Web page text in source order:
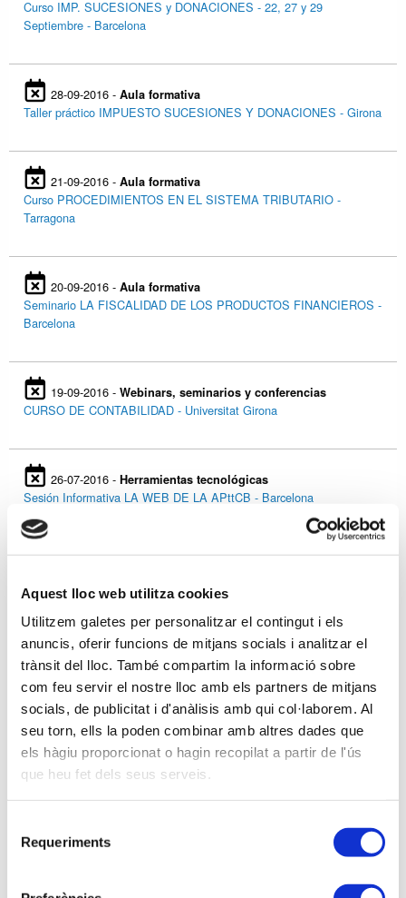
Aquest lloc web utilitza cookies
Utilitzem galetes per personalitzar el contingut i els
anuncis, oferir funcions de mitjans socials i analitzar el
trànsit del lloc. També compartim la informació sobre
com feu servir el nostre lloc amb els partners de mitjans
socials, de publicitat i d'anàlisis amb qui col·laborem. Al
seu torn, ells la poden combinar amb altres dades que
els hàgiu proporcionat o hagin recopilat a partir de l'ús
que heu fet dels seus serveis.
Requeriments
Curso IMP. SUCESIONES y DONACIONES - 22, 27 y 29
Septiembre - Barcelona
28-09-2016 - Aula formativa
Taller práctico IMPUESTO SUCESIONES Y DONACIONES - Girona
21-09-2016 - Aula formativa
Curso PROCEDIMIENTOS EN EL SISTEMA TRIBUTARIO -
Tarragona
20-09-2016 - Aula formativa
Seminario LA FISCALIDAD DE LOS PRODUCTOS FINANCIEROS -
Barcelona
19-09-2016 - Webinars, seminarios y conferencias
CURSO DE CONTABILIDAD - Universitat Girona
26-07-2016 - Herramientas tecnológicas
Sesión Informativa LA WEB DE LA APttCB - Barcelona
BARCELONA - Seminario DECLARACIÓN IMPUESTO SOBRE
SOCIEDADES 2015
04-07-2016 - Aula formativa
LLEIDA - Seminario DECLARACIÓN IMPUESTO SOBRE
SOCIEDADES 2015
Anterior Siguiente